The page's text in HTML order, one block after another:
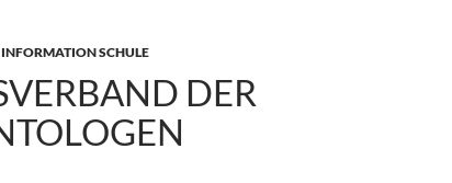
SCHULE
DER